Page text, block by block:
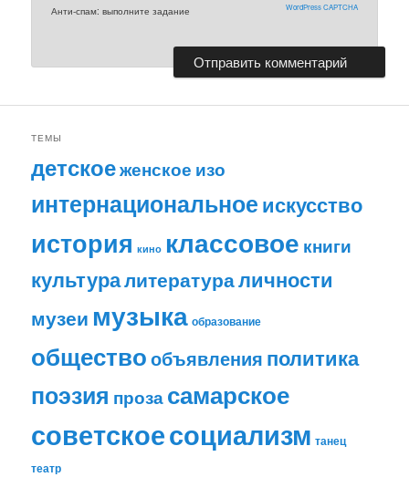
Анти-спам: выполните задание WordPress CAPTCHA
ТЕМЫ
детскоеженское изо
интернациональноеискусство
история кино классовое книги
культуралитератураличности
музеи музыка образование
обществообъявления политика
поэзия прозасамарское
советскоесоциализм танец
театр